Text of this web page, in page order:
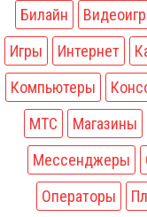
Билайн
Игры
Интернет
Компьютеры
МТС
Магазины
Мессенджеры
Операторы